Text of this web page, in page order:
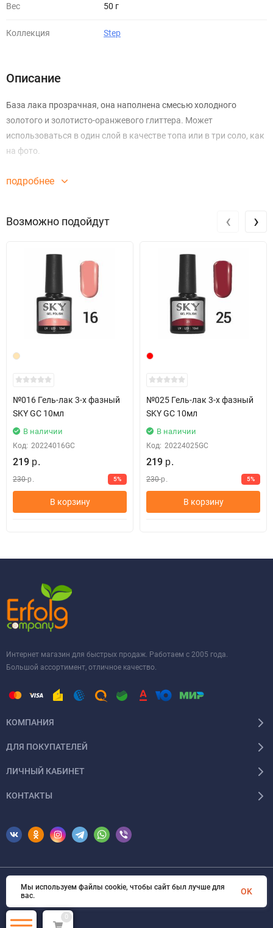
Вес 50 г
Коллекция Step
Описание
База лака прозрачная, она наполнена смесью холодного
золотого и золотисто-оранжевого глиттера. Может
использоваться в один слой в качестве топа или в три соло, как
на фото.
подробнее
Возможно подойдут
№016 Гель-лак 3-х фазный
SKY GC 10мл
В наличии
Код: 20224016GC
219 р.
230р. 5%
В корзину
№025 Гель-лак 3-х фазный
SKY GC 10мл
В наличии
Код: 20224025GC
219 р.
230р. 5%
В корзину
‹ ›
Интернет магазин для быстрых продаж. Работаем с 2005 года.
Большой ассортимент, отличное качество.
КОМПАНИЯ
ДЛЯ ПОКУПАТЕЛЕЙ
ЛИЧНЫЙ КАБИНЕТ
КОНТАКТЫ
© 2026 Erfolg Cosmetics. Все права защищены
0
Мы используем файлы cookie, чтобы сайт был лучше для
вас.
OK